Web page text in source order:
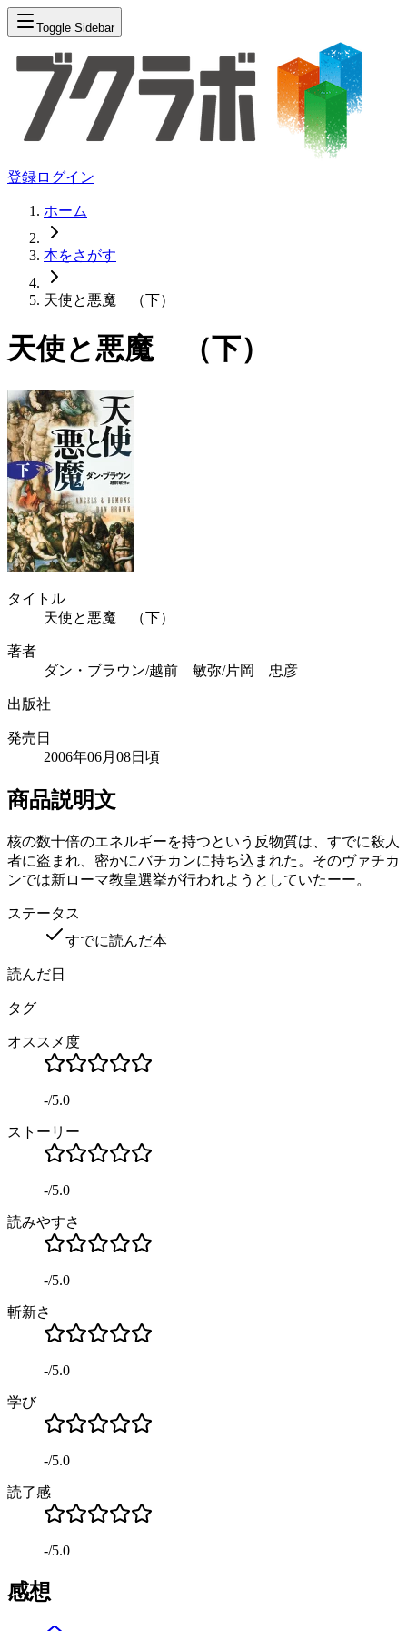
Toggle Sidebar
登録ログイン
ホーム
本をさがす
天使と悪魔 （下）
天使と悪魔 （下）
タイトル
天使と悪魔 （下）
著者
ダン・ブラウン/越前 敏弥/片岡 忠彦
出版社
発売日
2006年06月08日頃
商品説明文
核の数十倍のエネルギーを持つという反物質は、すでに殺人
者に盗まれ、密かにバチカンに持ち込まれた。そのヴァチカ
ンでは新ローマ教皇選挙が行われようとしていたーー。
ステータス
すでに読んだ本
読んだ日
タグ
オススメ度
-/5.0
ストーリー
-/5.0
読みやすさ
-/5.0
斬新さ
-/5.0
学び
-/5.0
読了感
-/5.0
感想